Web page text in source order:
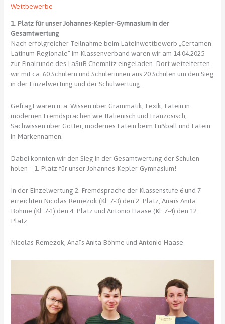
Wettbewerbe
1. Platz für unser Johannes-Kepler-Gymnasium in der
Gesamtwertung
Nach erfolgreicher Teilnahme beim Lateinwettbewerb „Certamen
Latinum Regionale“ im Klassenverband waren wir am 14.04.2025
zur Finalrunde des LaSuB Chemnitz eingeladen. Dort wetteiferten
wir mit ca. 60 Schülern und Schülerinnen aus 20 Schulen um den Sieg
in der Einzelwertung und der Schulwertung.
Gefragt waren u. a. Wissen über Grammatik, Lexik, Latein in
modernen Fremdsprachen wie Italienisch und Französisch,
Sachwissen über Götter, modernes Latein beim Fußball und Latein
in Markennamen.
Dabei konnten wir den Sieg in der Gesamtwertung der Schulen
holen – 1. Platz für unser Johannes-Kepler-Gymnasium!
In der Einzelwertung 2. Fremdsprache der Klassenstufe 6 und 7
erreichten Nicolas Remezok (Kl. 7-3) den 2. Platz, Anaïs Anita
Böhme (Kl. 7-1) den 4. Platz und Antonio Haase (Kl. 7-4) den 12.
Platz.
Nicolas Remezok, Anaïs Anita Böhme und Antonio Haase